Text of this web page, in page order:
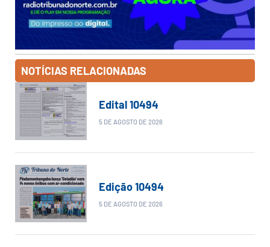
NOTÍCIAS RELACIONADAS
Edital 10494
5 DE AGOSTO DE 2026
Edição 10494
5 DE AGOSTO DE 2026